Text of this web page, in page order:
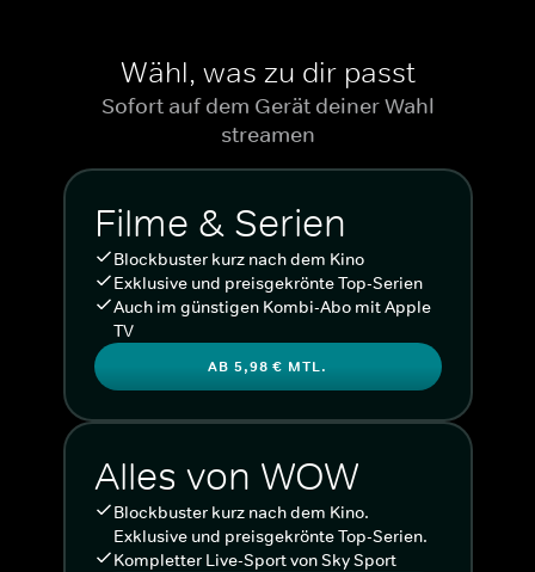
Wähl, was zu dir passt
Sofort auf dem Gerät deiner Wahl
streamen
Filme & Serien
Blockbuster kurz nach dem Kino
Exklusive und preisgekrönte Top-Serien
Auch im günstigen Kombi-Abo mit Apple
TV
AB 5,98 € MTL.
Alles von WOW
Blockbuster kurz nach dem Kino.
Exklusive und preisgekrönte Top-Serien.
Kompletter Live-Sport von Sky Sport